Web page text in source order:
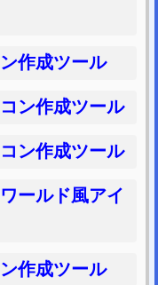
作成ツール
ン作成ツール
ン作成ツール
ールド風アイ
作成ツール